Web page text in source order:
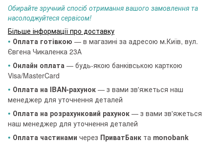
Обирайте зручний спосіб отримання вашого замовлення та
насолоджуйтеся сервісом!
Більше інформації про доставку
• Оплата готівкою — в магазині за адресою м.Київ, вул.
Євгена Чикаленка 23А
• Онлайн оплата — будь-якою банківською карткою
Visa/MasterCard
• Оплата на IBAN-рахунок — з вами зв'яжеться наш
менеджер для уточнення деталей
• Оплата на розрахунковий рахунок — з вами зв'яжеться
наш менеджер для уточнення деталей
• Оплата частинами через ПриватБанк та monobank